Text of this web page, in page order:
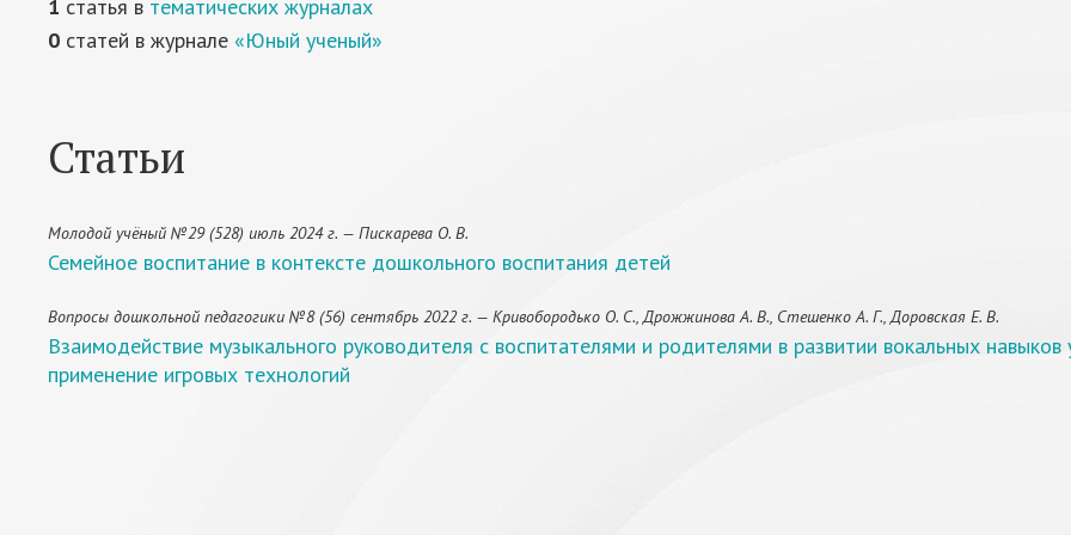
1 статья в тематических журналах
0 статей в журнале «Юный ученый»
Статьи
Молодой учёный №29 (528) июль 2024 г. — Пискарева О. В.
Семейное воспитание в контексте дошкольного воспитания детей
Вопросы дошкольной педагогики №8 (56) сентябрь 2022 г. — Кривобородько О. С., Дрожжинова А. В., Стешенко А. Г., Доровская Е. В.
Взаимодействие музыкального руководителя с воспитателями и родителями в развитии вокальных
применение игровых технологий